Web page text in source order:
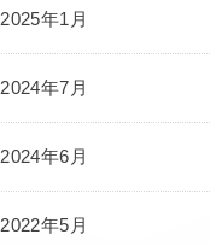
2025年1月
2024年7月
2024年6月
2022年5月